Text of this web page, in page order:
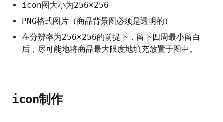
icon图大小为256×256
PNG格式图片（商品背景图必须是透明的）
在分辨率为256×256的前提下，留下四周最小留白
后，尽可能地将商品最大限度地填充放置于图中。
icon制作